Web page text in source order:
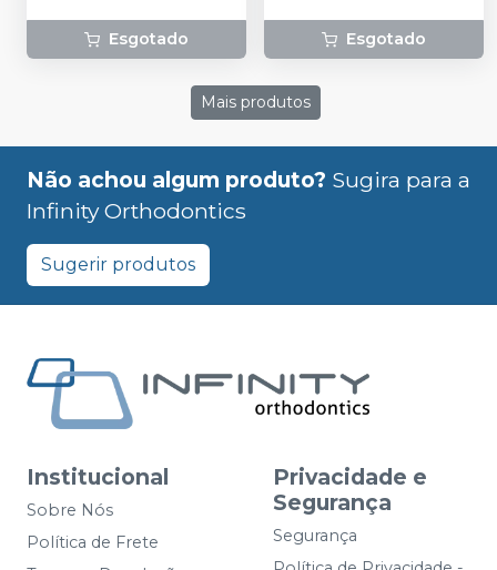
Esgotado Esgotado
Mais produtos
Não achou algum produto? Sugira para a
Infinity Orthodontics
Sugerir produtos
Institucional
Sobre Nós
Política de Frete
Privacidade e
Segurança
Segurança